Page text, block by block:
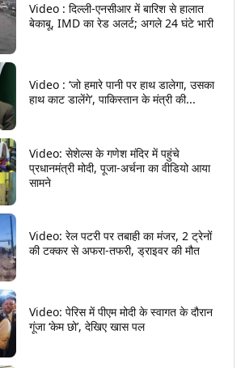
Video : दिल्ली-एनसीआर में बारिश से हालात
बेकाबू, IMD का रेड अलर्ट; अगले 24 घंटे भारी
Video : ‘जो हमारे पानी पर हाथ डालेगा, उसका
हाथ काट डालेंगे’, पाकिस्तान के मंत्री की...
Video: सेशेल्स के गणेश मंदिर में पहुंचे
प्रधानमंत्री मोदी, पूजा-अर्चना का वीडियो आया
सामने
Video: रेल पटरी पर तबाही का मंजर, 2 ट्रेनों
की टक्कर से अफरा-तफरी, ड्राइवर की मौत
Video: पेरिस में पीएम मोदी के स्वागत के दौरान
गूंजा ‘केम छो’, देखिए खास पल